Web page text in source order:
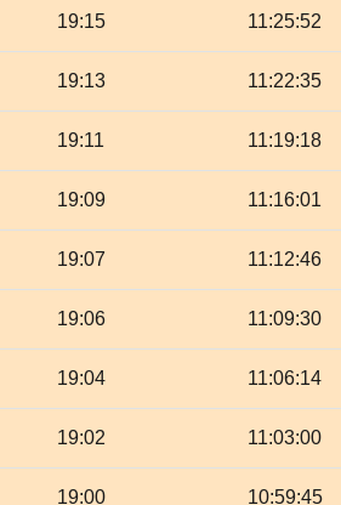
19:15 11:25:52
19:13 11:22:35
19:11 11:19:18
19:09 11:16:01
19:07 11:12:46
19:06 11:09:30
19:04 11:06:14
19:02 11:03:00
19:00 10:59:45